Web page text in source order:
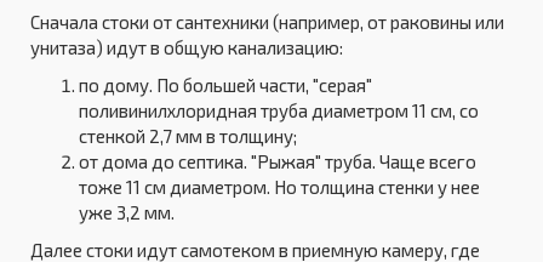
Сначала стоки от сантехники (например, от раковины или
унитаза) идут в общую канализацию:
по дому. По большей части, "серая"
поливинилхлоридная труба диаметром 11 см, со
стенкой 2,7 мм в толщину;
от дома до септика. "Рыжая" труба. Чаще всего
тоже 11 см диаметром. Но толщина стенки у нее
уже 3,2 мм.
Далее стоки идут самотеком в приемную камеру, где